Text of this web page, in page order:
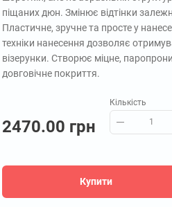
піщаних дюн. Змінює відтінки
Пластичне, зручне та просте у
техніки нанесення дозволяє
візерунки. Створює міцне,
довговічне покриття.
2470.00 грн
Кількість
Купити